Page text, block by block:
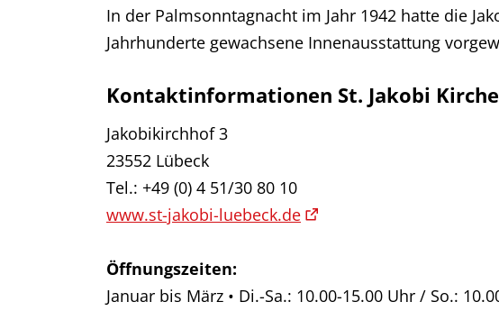
In der Palmsonntagnacht im Jahr 1942 hatte die
Jahrhunderte gewachsene Innenausstattung
Kontaktinformationen St. Jakobi Kirche
Jakobikirchhof 3
23552 Lübeck
Tel.: +49 (0) 4 51/30 80 10
www.st-jakobi-luebeck.de
Öffnungszeiten:
Januar bis März • Di.-Sa.: 10.00-15.00 Uhr / So.: